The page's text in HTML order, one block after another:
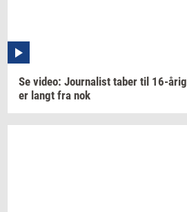
Se video: Jour­na­list taber til 16-årig
er langt fra nok